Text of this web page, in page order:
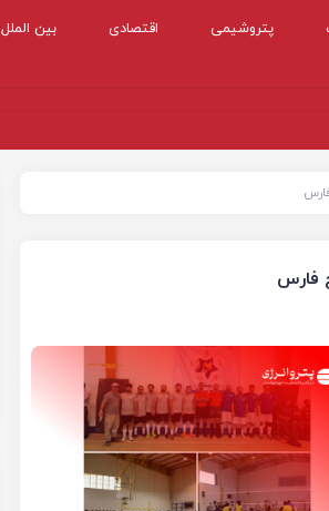
پتروشیمی اقتصادی بین الملل